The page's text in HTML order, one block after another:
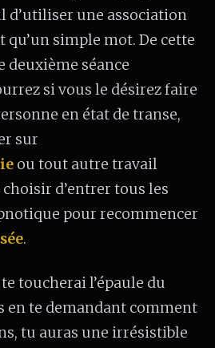
d’utiliser une association
simple mot. De cette
deuxième séance
si vous le désirez faire
en état de transe,
sur
ou tout autre travail
d’entrer tous les
pour recommencer
.
toucherai l’épaule du
en te demandant comment
tu auras une irrésistible